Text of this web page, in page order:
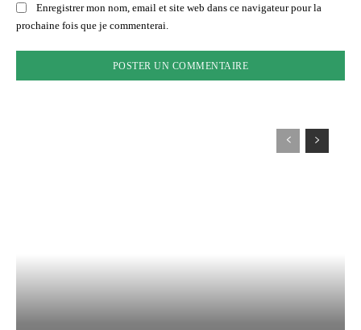
Enregistrer mon nom, email et site web dans ce navigateur pour la
prochaine fois que je commenterai.